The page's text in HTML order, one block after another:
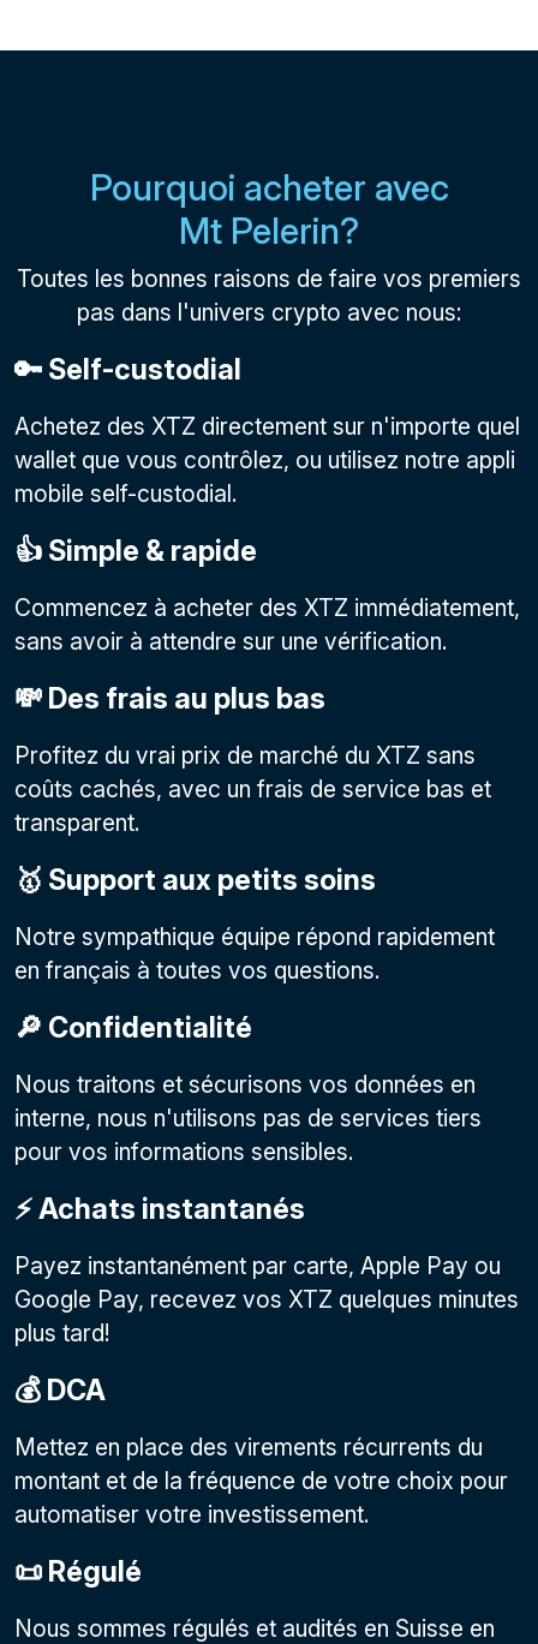
Pourquoi acheter avec
Mt Pelerin?
Toutes les bonnes raisons de faire vos premiers
pas dans l'univers crypto avec nous:
🔑 Self-custodial
Achetez des XTZ directement sur n'importe quel
wallet que vous contrôlez, ou utilisez notre appli
mobile self-custodial.
👍 Simple & rapide
Commencez à acheter des XTZ immédiatement,
sans avoir à attendre sur une vérification.
💸 Des frais au plus bas
Profitez du vrai prix de marché du XTZ sans
coûts cachés, avec un frais de service bas et
transparent.
🥇 Support aux petits soins
Notre sympathique équipe répond rapidement
en français à toutes vos questions.
🔎 Confidentialité
Nous traitons et sécurisons vos données en
interne, nous n'utilisons pas de services tiers
pour vos informations sensibles.
⚡️ Achats instantanés
Payez instantanément par carte, Apple Pay ou
Google Pay, recevez vos XTZ quelques minutes
plus tard!
💰 DCA
Mettez en place des virements récurrents du
montant et de la fréquence de votre choix pour
automatiser votre investissement.
📜 Régulé
Nous sommes régulés et audités en Suisse en